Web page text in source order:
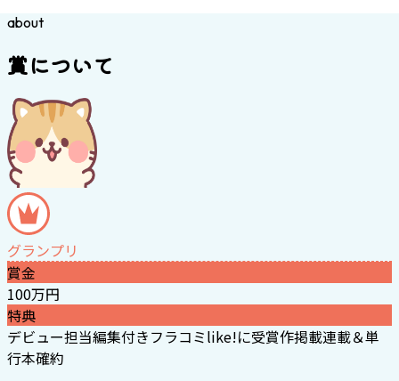
about
賞について
グランプリ
賞金
100万円
特典
デビュー担当編集付きフラコミlike!に受賞作掲載連載＆単
行本確約